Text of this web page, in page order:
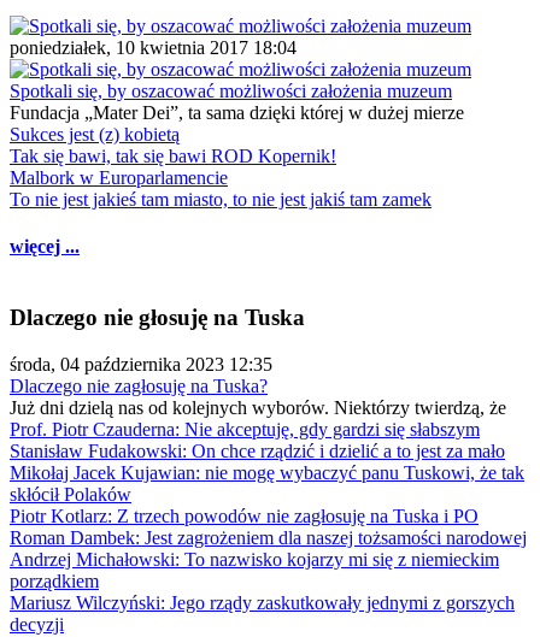
poniedziałek, 10 kwietnia 2017 18:04
Spotkali się, by oszacować możliwości założenia muzeum
Fundacja „Mater Dei”, ta sama dzięki której w dużej mierze
Sukces jest (z) kobietą
Tak się bawi, tak się bawi ROD Kopernik!
Malbork w Europarlamencie
To nie jest jakieś tam miasto, to nie jest jakiś tam zamek
więcej ...
Dlaczego nie głosuję na Tuska
środa, 04 października 2023 12:35
Dlaczego nie zagłosuję na Tuska?
Już dni dzielą nas od kolejnych wyborów. Niektórzy twierdzą, że
Prof. Piotr Czauderna: Nie akceptuję, gdy gardzi się słabszym
Stanisław Fudakowski: On chce rządzić i dzielić a to jest za mało
Mikołaj Jacek Kujawian: nie mogę wybaczyć panu Tuskowi, że tak
skłócił Polaków
Piotr Kotlarz: Z trzech powodów nie zagłosuję na Tuska i PO
Roman Dambek: Jest zagrożeniem dla naszej tożsamości narodowej
Andrzej Michałowski: To nazwisko kojarzy mi się z niemieckim
porządkiem
Mariusz Wilczyński: Jego rządy zaskutkowały jednymi z gorszych
decyzji